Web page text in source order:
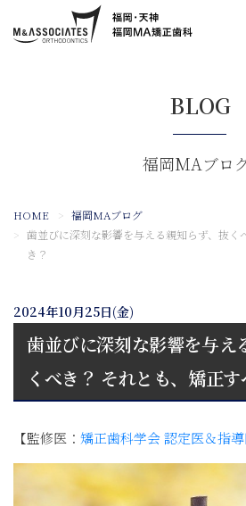
BLOG
福岡MAブロ
HOME
福岡MAブログ
歯並びに深刻な影響を与える親知らず、抜く
き？
2024年10月25日(金)
歯並びに深刻な影響を与え
くべき？ それとも、矯正す
【監修医： 矯正歯科学会 認定医＆指